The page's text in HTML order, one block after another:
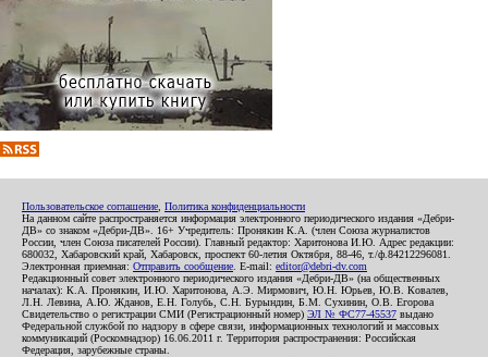
Пользовательское соглашение Политика конфиденциальности
На данном сайте распространяется информация электронного периодического издания «Дебри-
ДВ» со знаком «Дебри-ДВ». 16+ Учредитель: Пронякин К.А. (член Союза журналистов
России, член Союза писателей России). Главный редактор: Харитонова И.Ю. Адрес редакции:
680032, Хабаровский край, Хабаровск, проспект 60-летия Октября, 88-46, т./ф.84212296081.
Электронная приемная: Отправить сообщение . E-mail: editor@debri-dv.com
Редакционный совет электронного периодического издания «Дебри-ДВ» (на общественных
началах): К.А. Пронякин, И.Ю. Харитонова, А.Э. Мирмович, Ю.Н. Юрьев, Ю.В. Ковалев,
Л.Н. Левина, А.Ю. Жданов, Е.Н. Голубь, С.Н. Бурындин, Б.М. Сухинин, О.В. Егорова
Свидетельство о регистрации СМИ (Регистрационный номер) ЭЛ № ФС77-45537 выдано
Федеральной службой по надзору в сфере связи, информационных технологий и массовых
коммуникаций (Роскомнадзор) 16.06.2011 г. Территория распространения: Российская
Федерация, зарубежные страны.